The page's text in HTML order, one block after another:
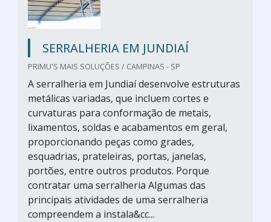
SERRALHERIA EM JUNDIAÍ
PRIMU'S MAIS SOLUÇÕES / CAMPINAS - SP
A serralheria em Jundiaí desenvolve estruturas
metálicas variadas, que incluem cortes e
curvaturas para conformação de metais,
lixamentos, soldas e acabamentos em geral,
proporcionando peças como grades,
esquadrias, prateleiras, portas, janelas,
portões, entre outros produtos. Porque
contratar uma serralheria Algumas das
principais atividades de uma serralheria
compreendem a instala&cc...